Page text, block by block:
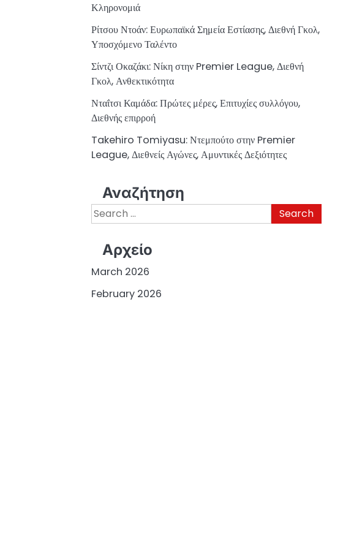
Κληρονομιά
Ρίτσου Ντοάν: Ευρωπαϊκά Σημεία Εστίασης, Διεθνή Γκολ,
Υποσχόμενο Ταλέντο
Σίντζι Οκαζάκι: Νίκη στην Premier League, Διεθνή
Γκολ, Ανθεκτικότητα
Νταΐτσι Καμάδα: Πρώτες μέρες, Επιτυχίες συλλόγου,
Διεθνής επιρροή
Takehiro Tomiyasu: Ντεμπούτο στην Premier
League, Διεθνείς Αγώνες, Αμυντικές Δεξιότητες
Αναζήτηση
Search
for:
Αρχείο
March 2026
February 2026